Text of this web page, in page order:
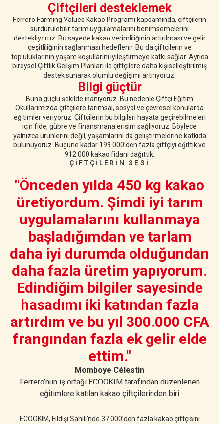
Çiftçileri desteklemek
Ferrero Farming Values Kakao Programı kapsamında, çiftçilerin
sürdürülebilir tarım uygulamalarını benimsemelerini
destekliyoruz. Bu sayede kakao verimliliğinin artırılması ve gelir
çeşitliliğinin sağlanması hedeflenir. Bu da çiftçilerin ve
topluluklarının yaşam koşullarını iyileştirmeye katkı sağlar. Ayrıca
bireysel Çiftlik Gelişim Planları ile çiftçilere daha kişiselleştirilmiş
destek sunarak olumlu değişimi artırıyoruz.
Bilgi güçtür
Buna güçlü şekilde inanıyoruz. Bu nedenle Çiftçi Eğitim
Okullarımızda çiftçilere tarımsal, sosyal ve çevresel konularda
eğitimler veriyoruz. Çiftçilerin bu bilgileri hayata geçirebilmeleri
için fide, gübre ve finansmana erişim sağlıyoruz. Böylece
yalnızca ürünlerini değil, yaşamlarını da geliştirmelerine katkıda
bulunuyoruz. Bugüne kadar 199.000’den fazla çiftçiyi eğittik ve
912.000 kakao fidanı dağıttık.
ÇİFTÇİLERİN SESİ
"Önceden yılda 450 kg kakao
üretiyordum. Şimdi iyi tarım
uygulamalarını kullanmaya
başladığımdan ve tarlam
daha iyi durumda olduğundan
daha fazla üretim yapıyorum.
Edindiğim bilgiler sayesinde
hasadımı iki katından fazla
artırdım ve bu yıl 300.000 CFA
frangından fazla ek gelir elde
ettim."
Momboye Célestin
Ferrero’nun iş ortağı ECOOKIM tarafından düzenlenen
eğitimlere katılan kakao çiftçilerinden biri
ECOOKIM, Fildişi Sahili’nde 37.000’den fazla kakao çiftçisini